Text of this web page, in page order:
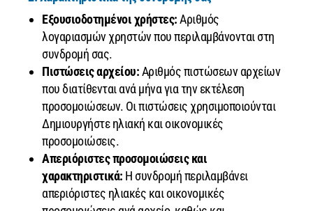
Εξουσιοδοτημένοι χρήστες:Αριθμός
λογαριασμών χρηστών που περιλαμβάνονται στη
συνδρομή σας.
Πιστώσεις αρχείου:Αριθμός πιστώσεων αρχείων
που διατίθενται ανά μήνα για την εκτέλεση
προσομοιώσεων. Οι πιστώσεις χρησιμοποιούνται
Δημιουργήστε ηλιακή και οικονομικές
προσομοιώσεις.
Απεριόριστες προσομοιώσεις και
χαρακτηριστικά: Η συνδρομή περιλαμβάνει
απεριόριστες ηλιακές και οικονομικές